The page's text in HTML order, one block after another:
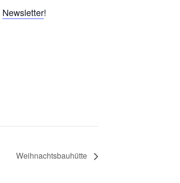
Newsletter!
Weihnachtsbauhütte